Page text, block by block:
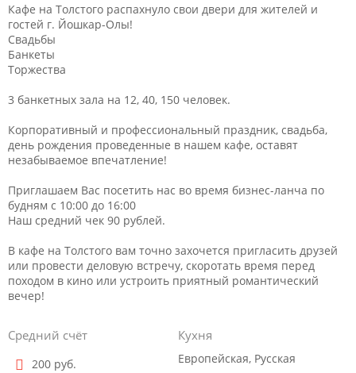
Кафе на Толстого распахнуло свои двери для жителей и
гостей г. Йошкар-Олы!
Свадьбы
Банкеты
Торжества
3 банкетных зала на 12, 40, 150 человек.
Корпоративный и профессиональный праздник, свадьба,
день рождения проведенные в нашем кафе, оставят
незабываемое впечатление!
Приглашаем Вас посетить нас во время бизнес-ланча по
будням с 10:00 до 16:00
Наш средний чек 90 рублей.
В кафе на Толстого вам точно захочется пригласить друзей
или провести деловую встречу, скоротать время перед
походом в кино или устроить приятный романтический
вечер!
Средний счёт
200 руб.
Кухня
Европейская, Русская